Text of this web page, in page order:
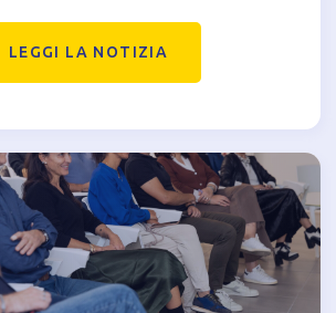
LEGGI LA NOTIZIA